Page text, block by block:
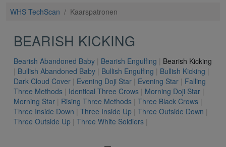
WHS TechScan / Kaarspatronen
BEARISH KICKING
Bearish Abandoned Baby | Bearish Engulfing | Bearish Kicking
| Bullish Abandoned Baby | Bullish Engulfing | Bullish Kicking |
Dark Cloud Cover | Evening Doji Star | Evening Star | Falling
Three Methods | Identical Three Crows | Morning Doji Star |
Morning Star | Rising Three Methods | Three Black Crows |
Three Inside Down | Three Inside Up | Three Outside Down |
Three Outside Up | Three White Soldiers |